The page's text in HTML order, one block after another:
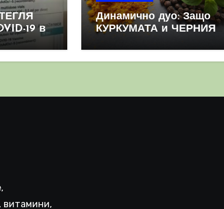
19 в
след
Динамично дуо: Защо
КУРКУМАТА и ЧЕРНИЯ
комбинация
витамини,